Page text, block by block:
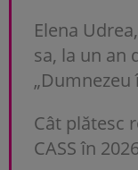
Elena
sa, la un an
Cât plătesc
CASS în